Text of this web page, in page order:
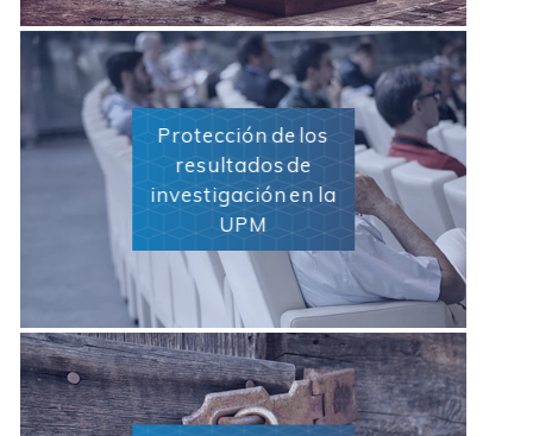
Protección de los
resultados de
investigación en la
UPM